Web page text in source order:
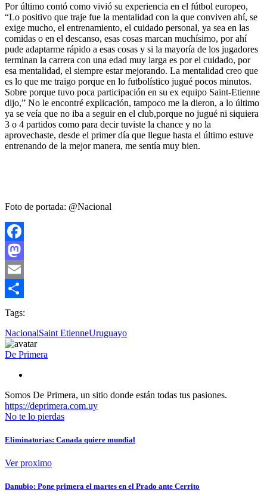
Por último contó como vivió su experiencia en el fútbol europeo,
“Lo positivo que traje fue la mentalidad con la que conviven ahí, se
exige mucho, el entrenamiento, el cuidado personal, ya sea en las
comidas o en el descanso, esas cosas marcan muchísimo, por ahí
pude adaptarme rápido a esas cosas y si la mayoría de los jugadores
terminan la carrera con una edad muy larga es por el cuidado, por
esa mentalidad, el siempre estar mejorando. La mentalidad creo que
es lo que me traigo porque en lo futbolístico jugué pocos minutos.
Sobre porque tuvo poca participación en su ex equipo Saint-Etienne
dijo,” No le encontré explicación, tampoco me la dieron, a lo último
ya se veía que no iba a seguir en el club,porque no jugué ni siquiera
3 o 4 partidos como para decir tuviste la chance y no la
aprovechaste, desde el primer día que llegue hasta el último estuve
entrenando de la mejor manera, me sentía muy bien.
Foto de portada: @Nacional
Facebook
Mastodon
Email
Compartir
Tags:
NacionalSaint EtienneUruguayo
De Primera
Somos De Primera, un sitio donde están todas tus pasiones.
https://deprimera.com.uy
No te lo pierdas
Eliminatorias: Canada quiere mundial
Ver proximo
Danubio: Pone primera el martes en el Prado ante Cerrito